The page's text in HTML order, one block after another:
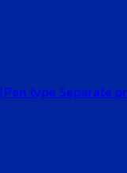
type Separate